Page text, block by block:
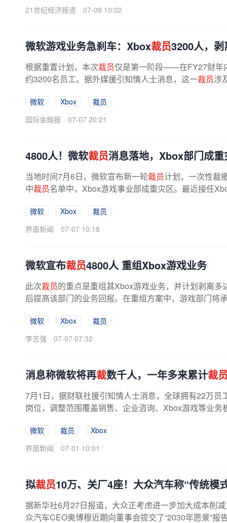
21世纪经济报道
07-09 10:02
微软游戏业务急刹车：Xbox裁员3200人，
根据重置计划，本次裁员仅是第一阶段——在FY27财年
约3200名员工。据外媒援引知情人士消息，这一裁员涉
微软 Xbox
裁员
国际金融报
07-07 20:21
4800人！微软裁员消息落地，Xbox部门成重
当地时间7月6日，微软宣布新一轮裁员计划，一次性裁
中裁员名单中，Xbox游戏事业部成重灾区。最近接任
微软 Xbox
裁员
界面新闻
07-07 10:18
微软宣布裁员4800人 重组Xbox游戏业务
此次裁员的重点是重组其Xbox游戏业务，并计划剥离
后提高该部门的业务回报。在重组方案中，游戏部门将
微软 Xbox
裁员
李志强
07-07 07:32
消息称微软将再裁数千人，一年多来累计裁
7月1日，据财联社援引知情人士消息，全球拥有22万
岗位，调整范围覆盖销售、企业咨询、Xbox游戏等业务
微软 裁员
Xbox
界面新闻
07-01 10:01
拟裁员10万、关厂4座！大众汽车称“传统模
据新华社6月27日报道，大众正考虑进一步加大成本削
众汽车CEO奥博穆近期向董事会提交了“2030年愿景”报